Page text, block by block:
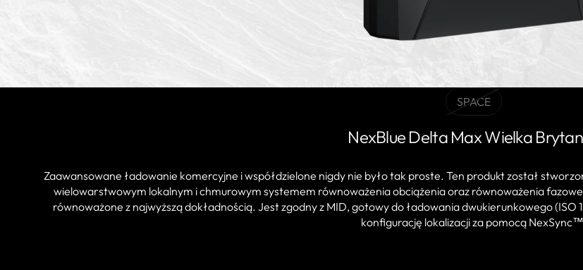
SPACE
BLACK
wyprzedany
niedostępny
NexBlue Delta Max Wielka
Zaawansowane ładowanie komercyjne i współdzielone nigdy nie było tak proste. Ten produkt został
wielowarstwowym lokalnym i chmurowym systemem równoważenia obciążenia oraz równoważenia
równoważone z najwyższą dokładnością. Jest zgodny z MID, gotowy do ładowania dwukierunkowego (ISO
konfigurację lokalizacji za pomocą